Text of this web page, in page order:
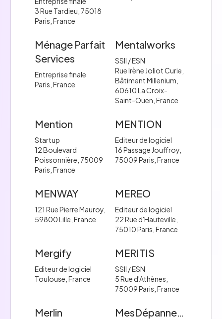
3 Rue Tardieu, 75018
Paris, France
Ménage Parfait
Services
Entreprise finale
Paris, France
Mentalworks
SSII / ESN
Rue Irène Joliot Curie,
Bâtiment Millenium,
60610 La Croix-
Saint-Ouen, France
Mention
Startup
12 Boulevard
Poissonnière, 75009
Paris, France
MENTION
Editeur de logiciel
16 Passage Jouffroy,
75009 Paris, France
MENWAY
121 Rue Pierre Mauroy,
59800 Lille, France
MEREO
Editeur de logiciel
22 Rue d'Hauteville,
75010 Paris, France
Mergify
Editeur de logiciel
Toulouse, France
MERITIS
SSII / ESN
5 Rue d'Athènes,
75009 Paris, France
Merlin MesDépanneurs.fr